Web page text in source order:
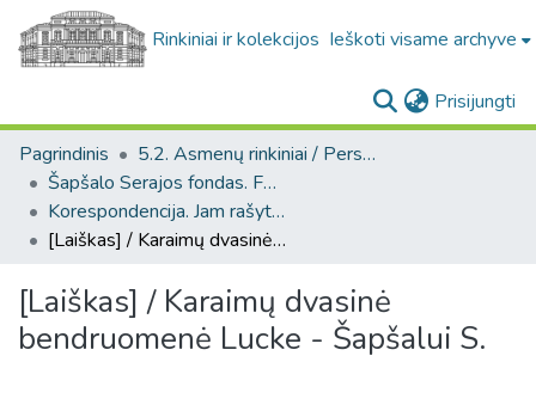
Rinkiniai ir kolekcijos Ieškoti visame archyve
Prisijungti
Pagrindinis
5.2. Asmenų rinkiniai / Personal collections
Šapšalo Serajos fondas. F143
Korespondencija. Jam rašyti laiškai. (Šapšalo Serajos fondas. F143)
[Laiškas] / Karaimų dvasinė bendruomenė Lucke - Šapšalui S.
[Laiškas] / Karaimų dvasinė
bendruomenė Lucke - Šapšalui S.